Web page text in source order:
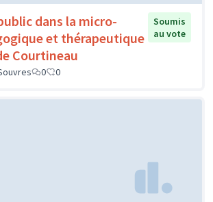
dans la micro-
et thérapeutique
Courtineau
Soumis
au vote
0 0